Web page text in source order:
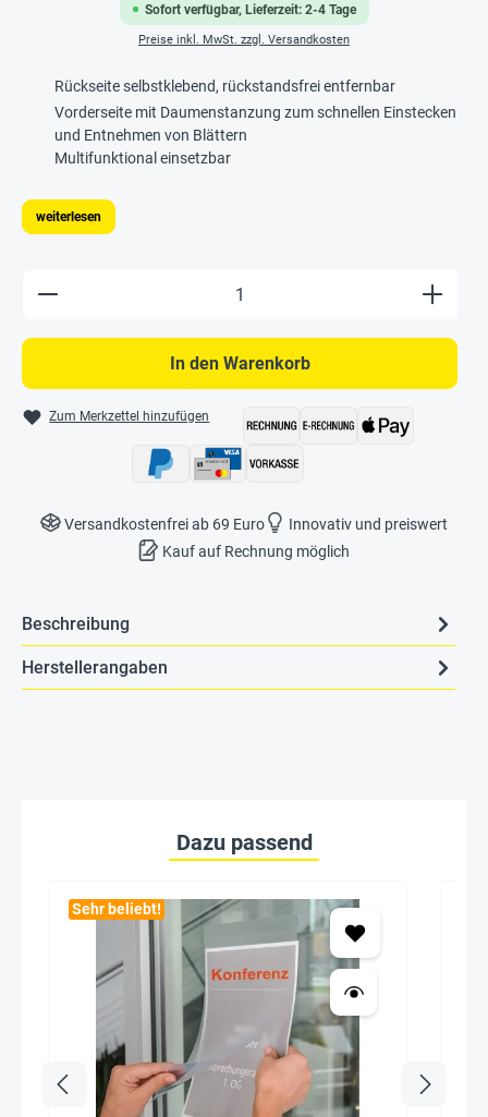
Sofort verfügbar, Lieferzeit: 2-4 Tage
Preise inkl. MwSt. zzgl. Versandkosten
Rückseite selbstklebend, rückstandsfrei entfernbar
Vorderseite mit Daumenstanzung zum schnellen Einstecken
und Entnehmen von Blättern
Multifunktional einsetzbar
weiterlesen
Produkt Anzahl: Gib den gewünschten
In den Warenkorb
Zum Merkzettel hinzufügen
Versandkostenfrei ab 69 Euro
Innovativ und preiswert
Kauf auf Rechnung möglich
Beschreibung
Herstellerangaben
Dazu passend
Sehr beliebt!